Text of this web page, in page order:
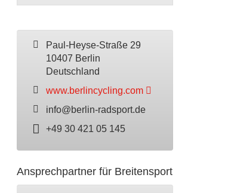
Paul-Heyse-Straße 29
10407 Berlin
Deutschland
www.berlincycling.com
info@berlin-radsport.de
+49 30 421 05 145
Ansprechpartner für Breitensport